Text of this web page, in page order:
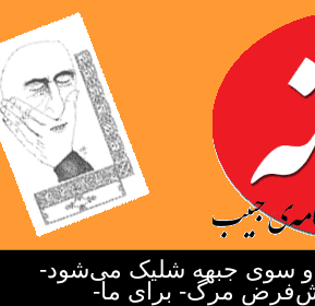
سوی جبهه شلیک می‌شود-
مرگ- برای ما-